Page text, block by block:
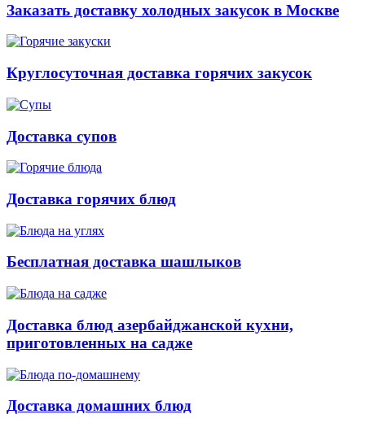
Заказать доставку холодных закусок в Москве
Круглосуточная доставка горячих закусок
Доставка супов
Доставка горячих блюд
Бесплатная доставка шашлыков
Доставка блюд азербайджанской кухни,
приготовленных на садже
Доставка домашних блюд